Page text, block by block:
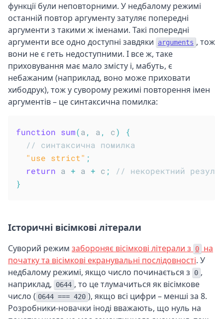
функції були неповторними. У недбалому режимі
останній повтор аргументу затуляє попередні
аргументи з такими ж іменами. Такі попередні
аргументи все одно доступні завдяки
arguments , тож
вони не є геть недоступними. І все ж, таке
приховування має мало змісту і, мабуть, є
небажаним (наприклад, воно може приховати
хибодрук), тож у суворому режимі повторення імен
аргументів – це синтаксична помилка:
function sum(a , a , c)
{
// синтаксична помилка
"use strict" ;
return a + a + c ;
// некоректний
}
Історичні вісімкові літерали
Суворий режим забороняє вісімкові літерали з 0
на
початку та вісімкові екранувальні послідовності. У
недбалому режимі, якщо число починається з
0 ,
наприклад,
0644 , то це тлумачиться як вісімкове
число ( 0644 === 420 ), якщо всі цифри – менші за 8.
Розробники-новачки іноді вважають, що нуль на